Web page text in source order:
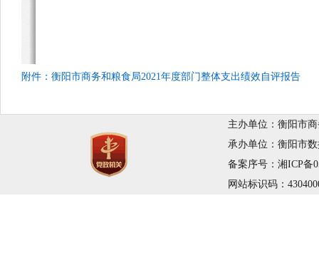
附件：衡阳市商务和粮食局2021年度部门整体支出绩效自评报告
主办单位：衡阳市
承办单位：衡阳市
备案序号：湘ICP备
网站标识码：